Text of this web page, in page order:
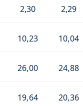
2,30 2,29
10,23 10,04
26,00 24,88
19,64 20,36